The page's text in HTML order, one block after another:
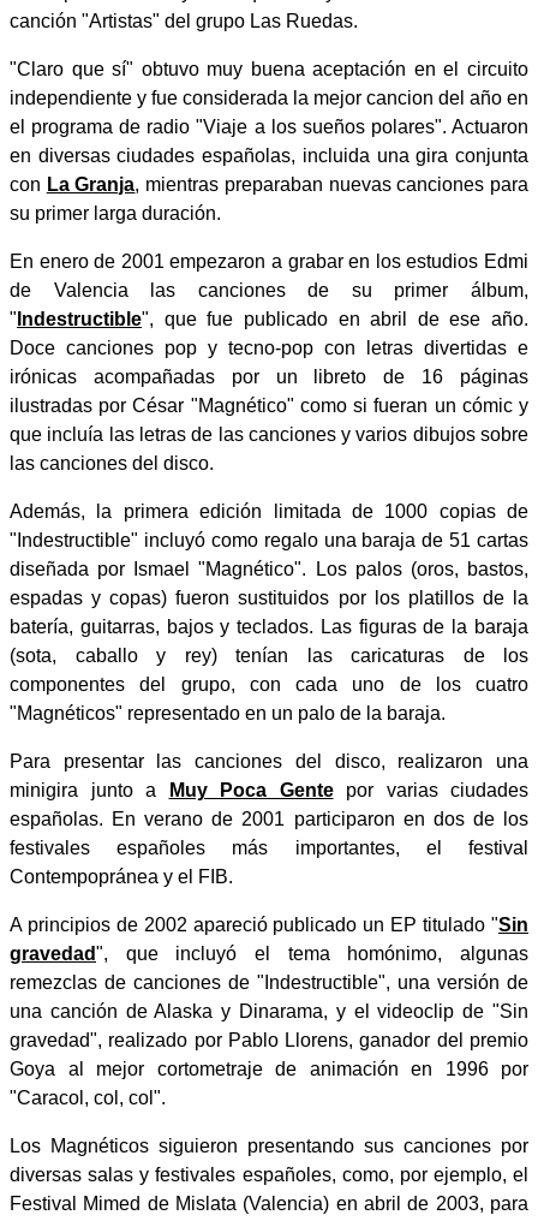
canción "Artistas" del grupo Las Ruedas.
"Claro que sí" obtuvo muy buena aceptación en el circuito
independiente y fue considerada la mejor cancion del año en
el programa de radio "Viaje a los sueños polares". Actuaron
en diversas ciudades españolas, incluida una gira conjunta
con La Granja, mientras preparaban nuevas canciones para
su primer larga duración.
En enero de 2001 empezaron a grabar en los estudios Edmi
de Valencia las canciones de su primer álbum,
" Indestructible", que fue publicado en abril de ese año.
Doce canciones pop y tecno-pop con letras divertidas e
irónicas acompañadas por un libreto de 16 páginas
ilustradas por César "Magnético" como si fueran un cómic y
que incluía las letras de las canciones y varios dibujos sobre
las canciones del disco.
Además, la primera edición limitada de 1000 copias de
"Indestructible" incluyó como regalo una baraja de 51 cartas
diseñada por Ismael "Magnético". Los palos (oros, bastos,
espadas y copas) fueron sustituidos por los platillos de la
batería, guitarras, bajos y teclados. Las figuras de la baraja
(sota, caballo y rey) tenían las caricaturas de los
componentes del grupo, con cada uno de los cuatro
"Magnéticos" representado en un palo de la baraja.
Para presentar las canciones del disco, realizaron una
minigira junto a
Muy Poca Gentepor varias ciudades
españolas. En verano de 2001 participaron en dos de los
festivales españoles más importantes, el festival
Contempopránea y el FIB.
A principios de 2002 apareció publicado un EP titulado "Sin
gravedad", que incluyó el tema homónimo, algunas
remezclas de canciones de "Indestructible", una versión de
una canción de Alaska y Dinarama, y el videoclip de "Sin
gravedad", realizado por Pablo Llorens, ganador del premio
Goya al mejor cortometraje de animación en 1996 por
"Caracol, col, col".
Los Magnéticos siguieron presentando sus canciones por
diversas salas y festivales españoles, como, por ejemplo, el
Festival Mimed de Mislata (Valencia) en abril de 2003, para